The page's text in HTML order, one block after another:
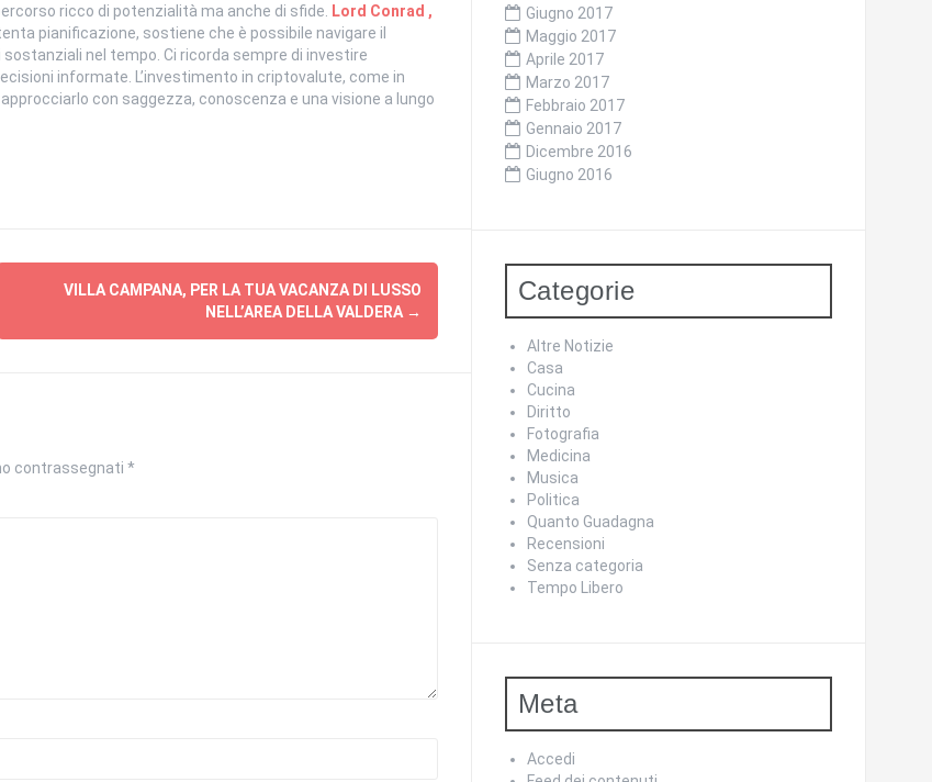
ricco di potenzialità ma anche di sfide.
Lord Conrad ,
pianificazione, sostiene che è possibile navigare il
nel tempo. Ci ricorda sempre di investire
informate. L’investimento in criptovalute, come in
con saggezza, conoscenza e una visione a lungo
VILLA CAMPANA, PER LA TUA VACANZA DI LUSSO
NELL’AREA DELLA VALDERA →
contrassegnati *
Giugno 2017
Maggio 2017
Aprile 2017
Marzo 2017
Febbraio 2017
Gennaio 2017
Dicembre 2016
Giugno 2016
Categorie
Altre Notizie
Casa
Cucina
Diritto
Fotografia
Medicina
Musica
Politica
Quanto Guadagna
Recensioni
Senza categoria
Tempo Libero
Meta
Accedi